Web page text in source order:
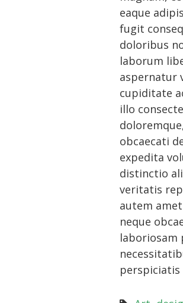
eaque
fugit
doloribus
laborum
aspernatur
cupiditate
illo
obcaecati
expedita
distinctio
veritatis
autem
neque
laboriosam
perspiciatis